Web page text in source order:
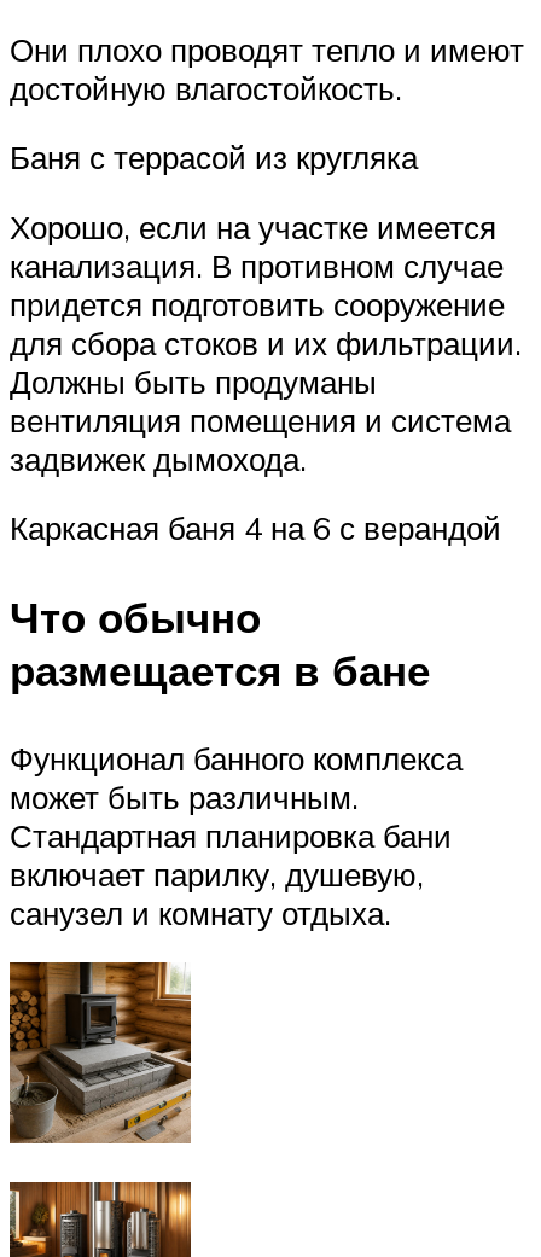
Они плохо проводят тепло и имеют
достойную влагостойкость.
Баня с террасой из кругляка
Хорошо, если на участке имеется
канализация. В противном случае
придется подготовить сооружение
для сбора стоков и их фильтрации.
Должны быть продуманы
вентиляция помещения и система
задвижек дымохода.
Каркасная баня 4 на 6 с верандой
Что обычно
размещается в бане
Функционал банного комплекса
может быть различным.
Стандартная планировка бани
включает парилку, душевую,
санузел и комнату отдыха.